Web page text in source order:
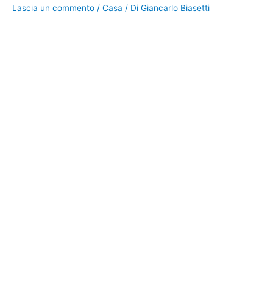
Lascia un commento / Casa / Di Giancarlo Biasetti